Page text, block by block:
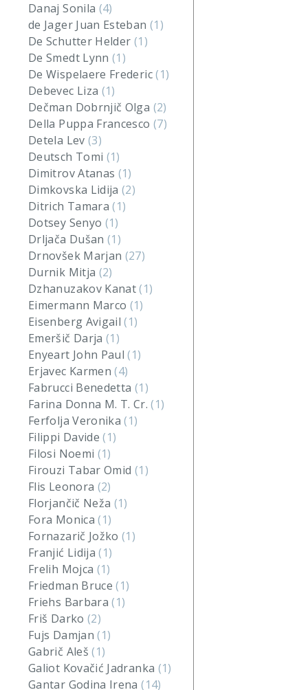
Danaj Sonila (4)
de Jager Juan Esteban (1)
De Schutter Helder (1)
De Smedt Lynn(1)
De Wispelaere Frederic(1)
Debevec Liza (1)
Dečman Dobrnjič Olga (2)
Della Puppa Francesco (7)
Detela Lev (3)
Deutsch Tomi (1)
Dimitrov Atanas (1)
Dimkovska Lidija(2)
Ditrich Tamara(1)
Dotsey Senyo (1)
Drljača Dušan(1)
Drnovšek Marjan (27)
Durnik Mitja (2)
Dzhanuzakov Kanat(1)
Eimermann Marco (1)
Eisenberg Avigail(1)
Emeršič Darja(1)
Enyeart John Paul(1)
Erjavec Karmen(4)
Fabrucci Benedetta (1)
Farina Donna M. T. Cr.(1)
Ferfolja Veronika(1)
Filippi Davide(1)
Filosi Noemi (1)
Firouzi Tabar Omid (1)
Flis Leonora (2)
Florjančič Neža (1)
Fora Monica(1)
Fornazarič Jožko(1)
Franjić Lidija(1)
Frelih Mojca (1)
Friedman Bruce(1)
Friehs Barbara(1)
Friš Darko (2)
Fujs Damjan(1)
Gabrič Aleš(1)
Galiot Kovačić Jadranka (1)
Gantar Godina Irena(14)